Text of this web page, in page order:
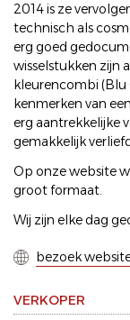
2014 is ze
technisch als
erg goed
wisselstukken zijn
kleurencombi (Blu
kenmerken van
erg aantrekkelijke
gemakkelijk
Op onze website
groot formaat.
Wij zijn elke dag
bezoek
VERKOPER